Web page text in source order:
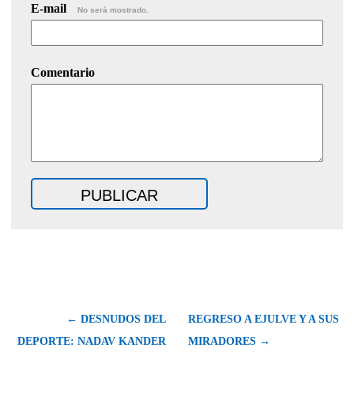
E-mail No será mostrado.
Comentario
← DESNUDOS DEL
DEPORTE: NADAV KANDER
REGRESO A EJULVE Y A SUS
MIRADORES →